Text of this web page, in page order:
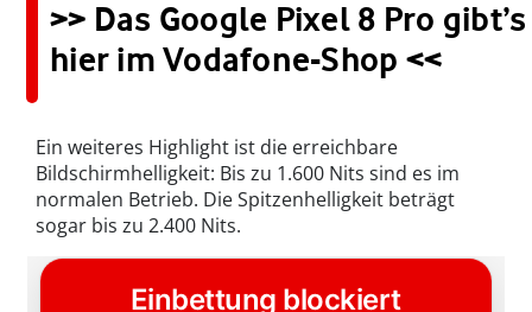
>> Das Google Pixel 8 Pro gibt’s
hier im Vodafone-Shop <<
Ein weiteres Highlight ist die erreichbare
Bildschirmhelligkeit: Bis zu 1.600 Nits sind es im
normalen Betrieb. Die Spitzenhelligkeit beträgt
sogar bis zu 2.400 Nits.